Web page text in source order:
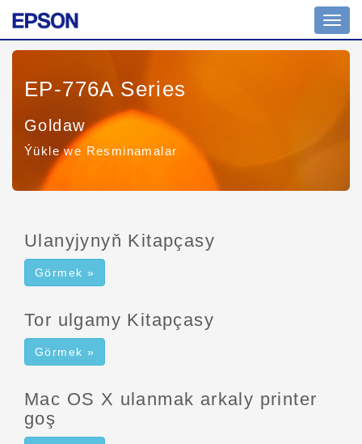
geçir
EP-776A Series
Goldaw
Ýükle we Resminamalar
Ulanyjynyň Kitapçasy
Görmek »
Tor ulgamy Kitapçasy
Görmek »
Mac OS X ulanmak arkaly printer
goş